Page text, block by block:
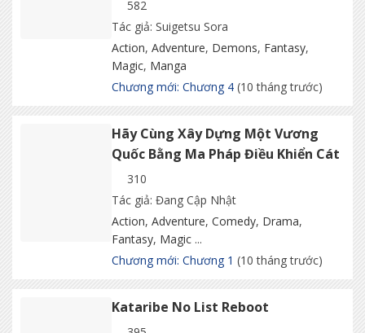
582
Tác giả: Suigetsu Sora
Action, Adventure, Demons, Fantasy,
Magic, Manga
Chương mới: Chương 4 (10 tháng trước)
Hãy Cùng Xây Dựng Một Vương
Quốc Bằng Ma Pháp Điều Khiển Cát
310
Tác giả: Đang Cập Nhật
Action, Adventure, Comedy, Drama,
Fantasy, Magic ...
Chương mới: Chương 1 (10 tháng trước)
Kataribe No List Reboot